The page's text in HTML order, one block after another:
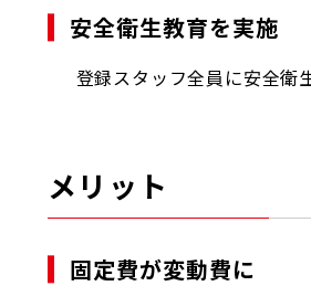
安全衛生教育を実施
登録スタッフ全員に安全衛
メリット
固定費が変動費に